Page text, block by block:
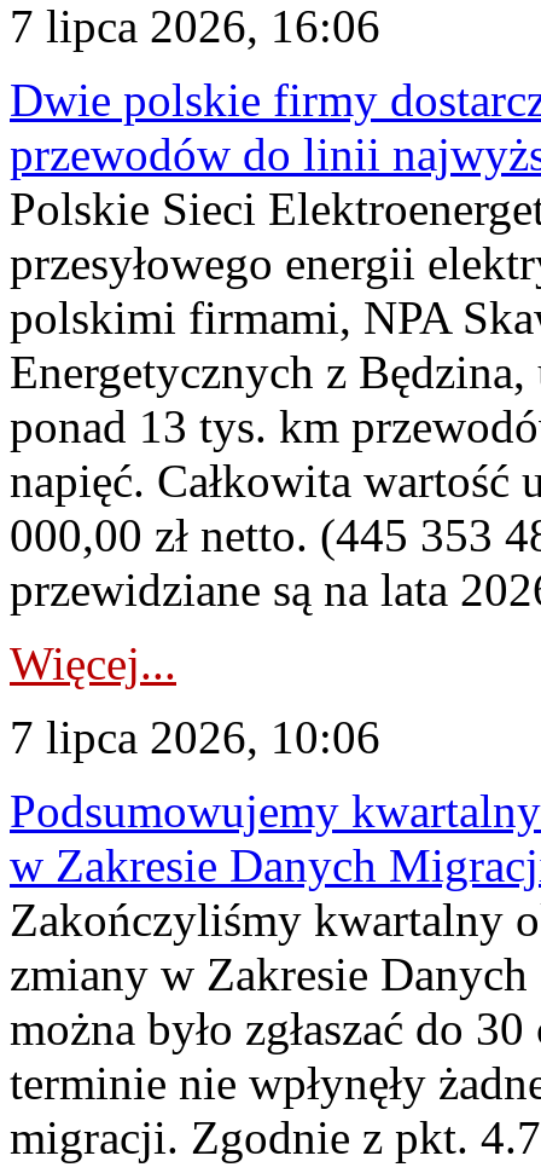
7 lipca 2026, 16:06
Dwie polskie firmy
przewodów do linii
Polskie Sieci
przesyłowego energii
polskimi firmami, NPA
Energetycznych z
ponad 13 tys. km
napięć. Całkowita
000,00 zł netto. (445 353
przewidziane są na lata
Więcej...
7 lipca 2026, 10:06
Podsumowujemy
w Zakresie Danych
Zakończyliśmy kwartalny
zmiany w Zakresie
można było zgłaszać do
terminie nie wpłynęły
migracji. Zgodnie z pkt.